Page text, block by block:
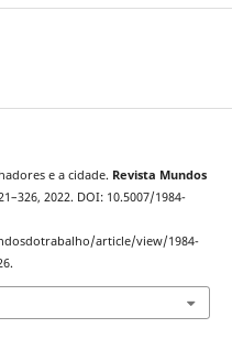
e a cidade. Revista Mundos
2022. DOI: 10.5007/1984-
article/view/1984-